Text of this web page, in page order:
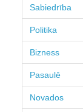
Sabiedrība
Politika
Bizness
Pasaulē
Novados